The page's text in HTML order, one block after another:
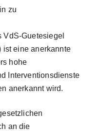
zu
VdS-Guetesiegel
ist eine anerkannte
hohe
Interventionsdienste
anerkannt wird.
an die